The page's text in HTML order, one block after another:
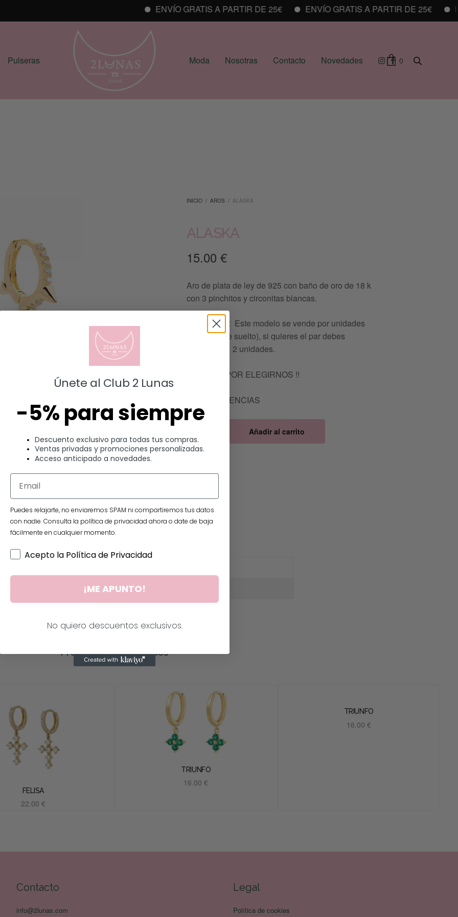
ENVÍO GRATIS A PARTIR DE 25€ ENVÍO GRATIS A PARTIR DE 25€
Pulseras Moda Nosotras Contacto Novedades 0
INICIO / AROS / ALASKA
ALASKA
15.00€
Aro de plata de ley de 925 con baño de oro de 18 k
con 3 pinchitos y circonitas blancas.
ATENCIÓN: Este modelo se vende por unidades
(1 pendiente suelto), si quieres el par debes
seleccionar 2 unidades.
GRACIAS POR ELEGIRNOS !!
HAY EXISTENCIAS
Añadir al carrito
Información adicional
Productos relacionados
FELISA
22.00 €
TRIUNFO
16.00€
TRIUNFO
16.00 €
Contacto
info@2lunas.com
Legal
Política de cookies
Únete al Club 2 Lunas
-5% para siempre
Descuento exclusivo para todas tus compras.
Ventas privadas y promociones personalizadas.
Acceso anticipado a novedades.
Puedes relajarte, no enviaremos SPAM ni compartiremos tus datos
con nadie. Consulta la política de privacidad ahora o date de baja
fácilmente en cualquier momento.
Acepto la Política de Privacidad
¡ME APUNTO!
No quiero descuentos exclusivos.